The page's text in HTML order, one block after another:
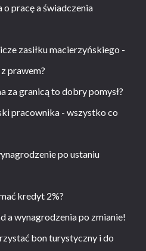
o pracę a świadczenia
zasiłku macierzyńskiego -
prawem?
za granicą to dobry pomysł?
pracownika - wszystko co
po ustaniu
kredyt 2%?
a wynagrodzenia po zmianie!
bon turystyczny i do